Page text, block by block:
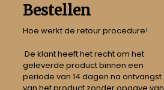
Bestellen
Hoe werkt de retour procedure!
De klant heeft het recht om het
geleverde product binnen een
periode van 14 dagen na ontvangst
van het product zonder opgave van